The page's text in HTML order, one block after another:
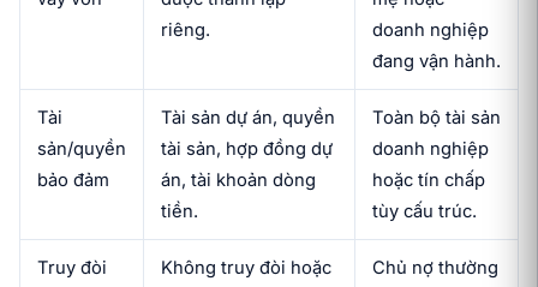
riêng.
doanh nghiệp
đang vận hành.
Tài
sản/quyền
bảo đảm
Tài sản dự án, quyền
tài sản, hợp đồng dự
án, tài khoản dòng
tiền.
Toàn bộ tài sản
doanh nghiệp
hoặc tín chấp
tùy cấu trúc.
Truy đòi
Không truy đòi hoặc
Chủ nợ thường